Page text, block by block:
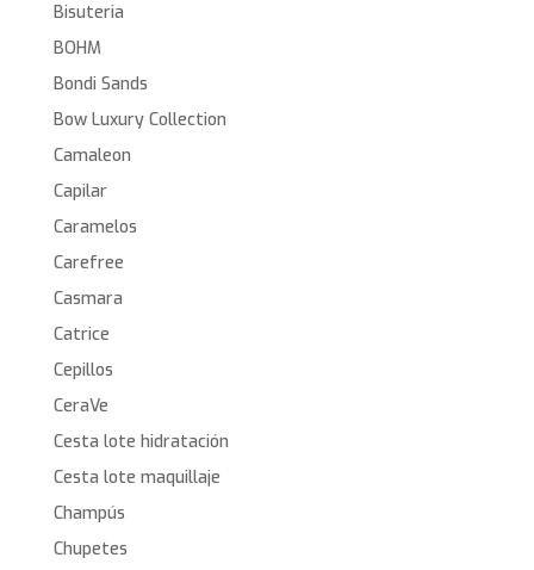
Bisuteria
BOHM
Bondi Sands
Bow Luxury Collection
Camaleon
Capilar
Caramelos
Carefree
Casmara
Catrice
Cepillos
CeraVe
Cesta lote hidratación
Cesta lote maquillaje
Champús
Chupetes